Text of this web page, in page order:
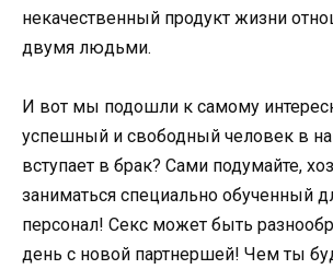
некачественный продукт жизни
двумя людьми.
И вот мы подошли к самому
успешный и свободный человек в
вступает в брак? Сами подумайте,
заниматься специально обученный
персонал! Секс может быть
день с новой партнершей! Чем ты